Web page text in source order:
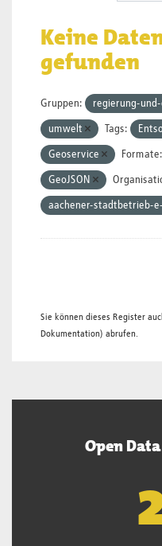
Keine
gefunden
Gruppen: regierung-
umwelt Tags:
Geoservice Formate:
GeoJSON
aachener-stadtbetrieb-
Sie können dieses Register
Dokumentation) abrufen.
Open